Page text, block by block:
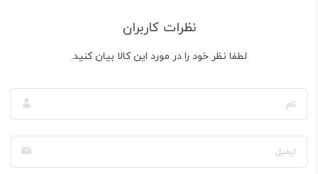
نظرات کاربران
لطفا نظر خود را در مورد این کالا بیان کنید.